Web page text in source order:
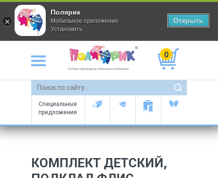
Оптово-производственная компания
0
Специальные
предложения
КОМПЛЕКТ ДЕТСКИЙ,
Полярик
Мобильное приложение
Установить
Открыть